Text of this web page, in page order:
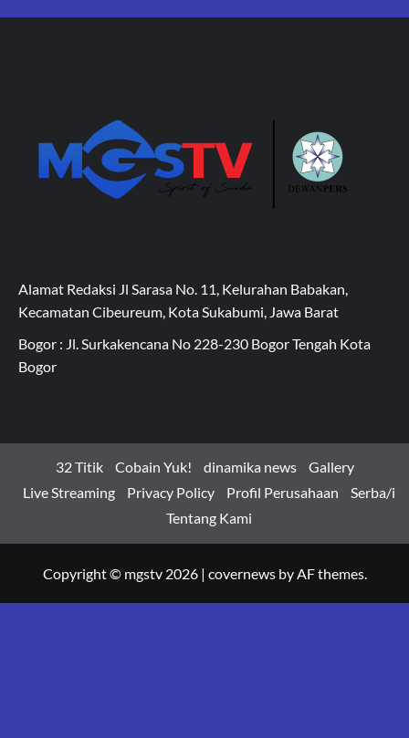
Alamat Redaksi Jl Sarasa No. 11, Kelurahan Babakan,
Kecamatan Cibeureum, Kota Sukabumi, Jawa Barat
Bogor : Jl. Surkakencana No 228-230 Bogor Tengah Kota
Bogor
32 Titik Cobain Yuk! dinamika news
Gallery
Live Streaming
Privacy Policy Profil Perusahaan
Serba/i
Tentang Kami
Copyright © mgstv 2026 | covernewsby AF themes.